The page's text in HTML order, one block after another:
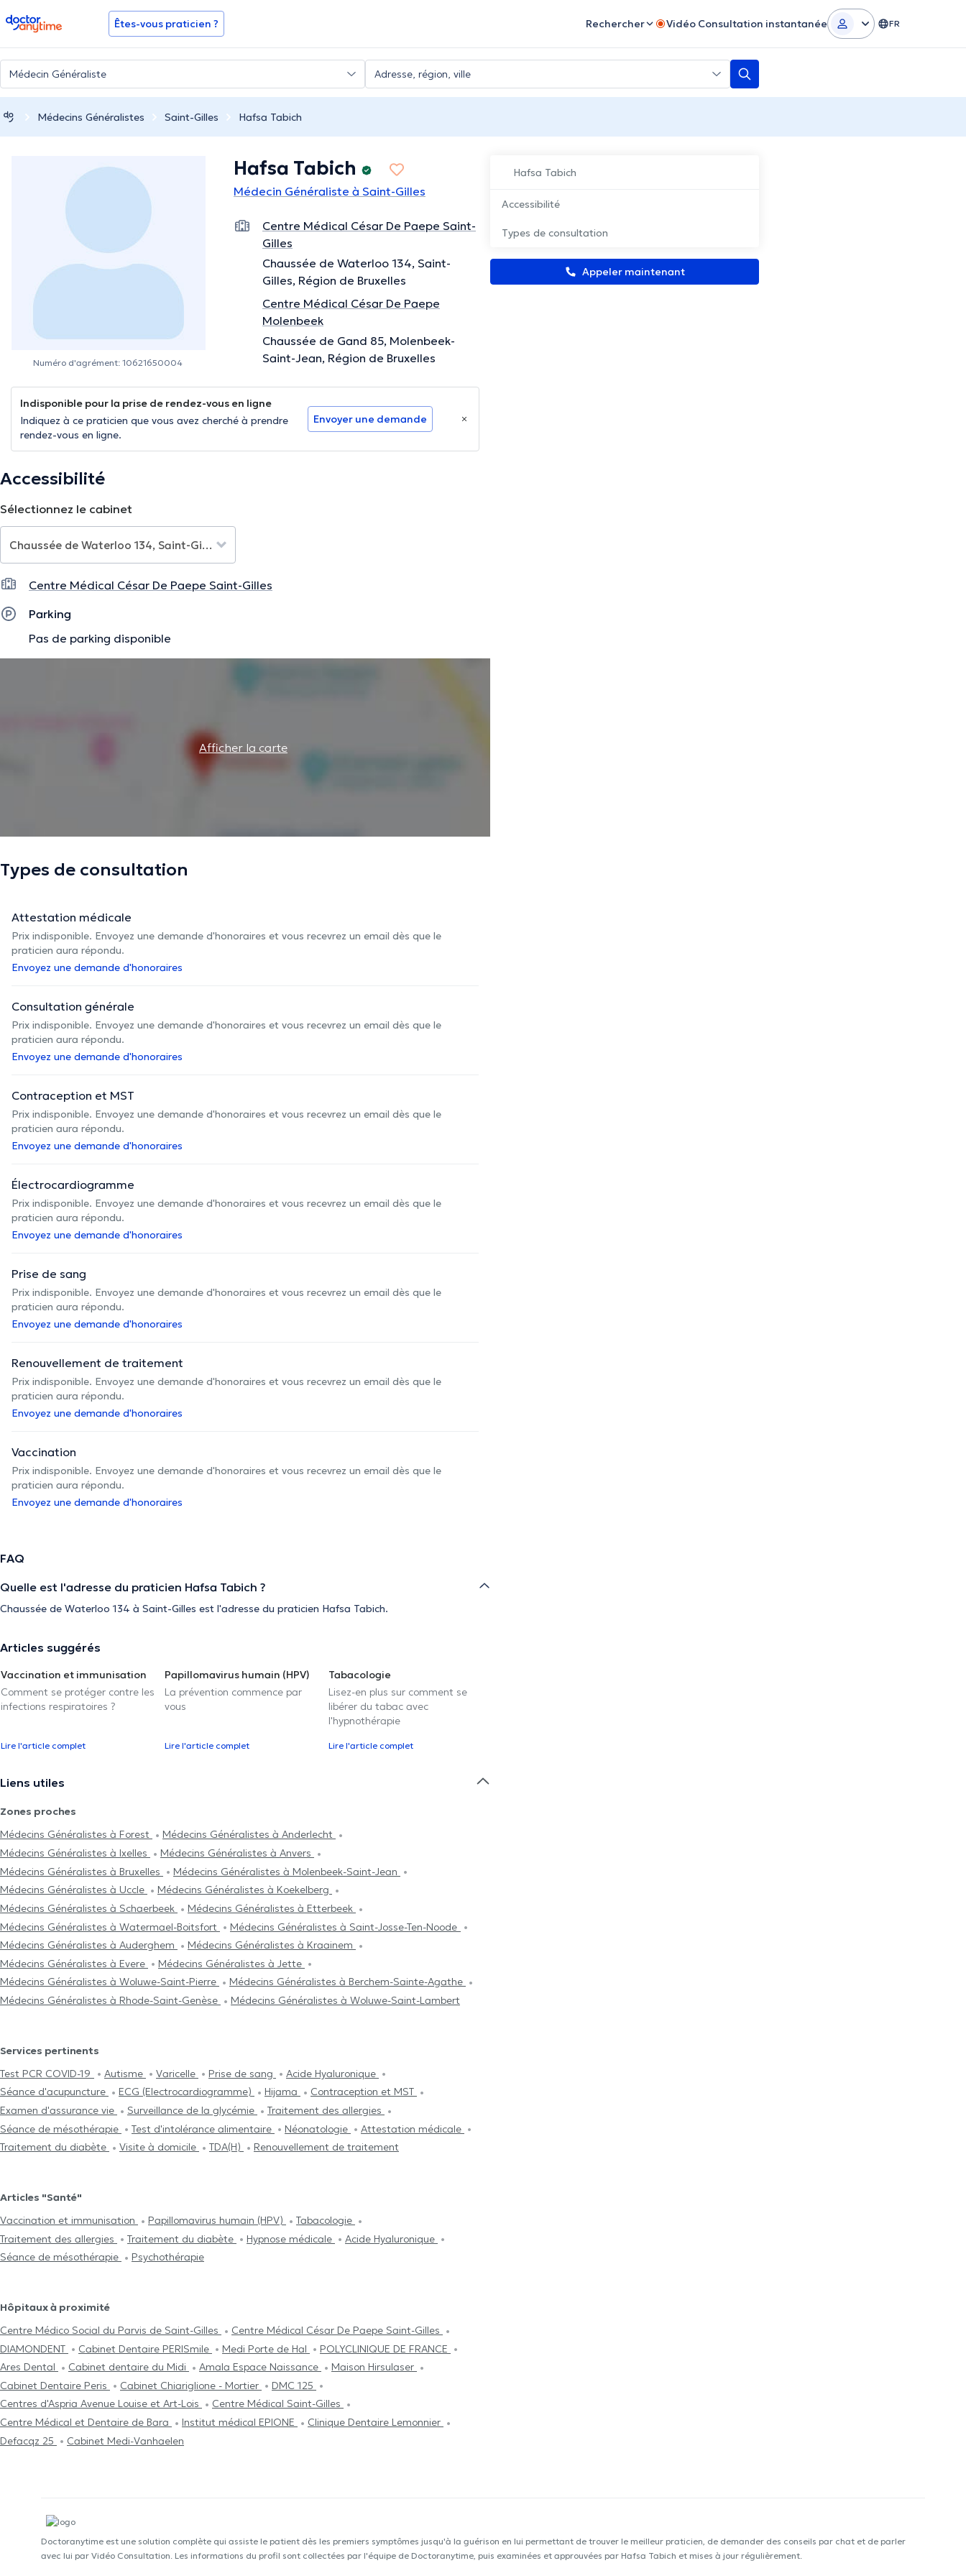
doctoranytime Êtes-vous praticien ? Rechercher Vidéo Consultation instantanée FR
Médecins Généralistes Saint-Gilles Hafsa Tabich
Hafsa Tabich
Accessibilité
Types de consultation
Appeler maintenant
Numéro d'agrément: 10621650004
Hafsa Tabich
Médecin Généraliste à Saint-Gilles
Centre Médical César De Paepe Saint-
Gilles
Chaussée de Waterloo 134, Saint-
Gilles, Région de Bruxelles
Centre Médical César De Paepe
Molenbeek
Chaussée de Gand 85, Molenbeek-
Saint-Jean, Région de Bruxelles
Indisponible pour la prise de rendez-vous en ligne
Indiquez à ce praticien que vous avez cherché à prendre
rendez-vous en ligne.
Envoyer une demande
Accessibilité
Sélectionnez le cabinet
Centre Médical César De Paepe Saint-Gilles
Parking
Pas de parking disponible
Afficher la carte
Types de consultation
Attestation médicale
Prix indisponible. Envoyez une demande d'honoraires et vous recevrez un email dès que le
praticien aura répondu.
Envoyez une demande d'honoraires
Consultation générale
Prix indisponible. Envoyez une demande d'honoraires et vous recevrez un email dès que le
praticien aura répondu.
Envoyez une demande d'honoraires
Contraception et MST
Prix indisponible. Envoyez une demande d'honoraires et vous recevrez un email dès que le
praticien aura répondu.
Envoyez une demande d'honoraires
Électrocardiogramme
Prix indisponible. Envoyez une demande d'honoraires et vous recevrez un email dès que le
praticien aura répondu.
Envoyez une demande d'honoraires
Prise de sang
Prix indisponible. Envoyez une demande d'honoraires et vous recevrez un email dès que le
praticien aura répondu.
Envoyez une demande d'honoraires
Renouvellement de traitement
Prix indisponible. Envoyez une demande d'honoraires et vous recevrez un email dès que le
praticien aura répondu.
Envoyez une demande d'honoraires
Vaccination
Prix indisponible. Envoyez une demande d'honoraires et vous recevrez un email dès que le
praticien aura répondu.
Envoyez une demande d'honoraires
FAQ
Quelle est l'adresse du praticien Hafsa Tabich ?
Chaussée de Waterloo 134 à Saint-Gilles est l'adresse du praticien Hafsa Tabich.
Articles suggérés
Vaccination et immunisation
Comment se protéger contre les
infections respiratoires ?
Lire l'article complet
Papillomavirus humain (HPV)
La prévention commence par
vous
Lire l'article complet
Tabacologie
Lisez-en plus sur comment se
libérer du tabac avec
l'hypnothérapie
Lire l'article complet
Liens utiles
Zones proches
Médecins Généralistes à Forest
Médecins Généralistes à Anderlecht
Médecins Généralistes à Ixelles
Médecins Généralistes à Anvers
Médecins Généralistes à Bruxelles
Médecins Généralistes à Molenbeek-Saint-Jean
Médecins Généralistes à Uccle
Médecins Généralistes à Koekelberg
Médecins Généralistes à Schaerbeek
Médecins Généralistes à Etterbeek
Médecins Généralistes à Watermael-Boitsfort
Médecins Généralistes à Saint-Josse-Ten-Noode
Médecins Généralistes à Auderghem
Médecins Généralistes à Kraainem
Médecins Généralistes à Evere
Médecins Généralistes à Jette
Médecins Généralistes à Woluwe-Saint-Pierre
Médecins Généralistes à Berchem-Sainte-Agathe
Médecins Généralistes à Rhode-Saint-Genèse
Médecins Généralistes à Woluwe-Saint-Lambert
Services pertinents
Test PCR COVID-19
Autisme Varicelle Prise de sang
Acide Hyaluronique
Séance d'acupuncture
ECG (Electrocardiogramme) Hijama
Contraception et MST
Examen d'assurance vie
Surveillance de la glycémie
Traitement des allergies
Séance de mésothérapie
Test d'intolérance alimentaire Néonatologie
Attestation médicale
Traitement du diabète
Visite à domicile TDA(H) Renouvellement de traitement
Articles "Santé"
Vaccination et immunisation
Papillomavirus humain (HPV)
Tabacologie
Traitement des allergies
Traitement du diabète Hypnose médicale
Acide Hyaluronique
Séance de mésothérapie
Psychothérapie
Hôpitaux à proximité
Centre Médico Social du Parvis de Saint-Gilles
Centre Médical César De Paepe Saint-Gilles
DIAMONDENT
Cabinet Dentaire PERISmile Medi Porte de Hal
POLYCLINIQUE DE FRANCE
Ares Dental
Cabinet dentaire du Midi Amala Espace Naissance
Maison Hirsulaser
Cabinet Dentaire Peris
Cabinet Chiariglione - Mortier
DMC 125
Centres d'Aspria Avenue Louise et Art-Lois
Centre Médical Saint-Gilles
Centre Médical et Dentaire de Bara
Institut médical EPIONE
Clinique Dentaire Lemonnier
Defacqz 25
Cabinet Medi-Vanhaelen
Doctoranytime est une solution complète qui assiste le patient dès les premiers symptômes jusqu'à la guérison en lui permettant de trouver le meilleur praticien, de demander des conseils par chat et de parler
avec lui par Vidéo Consultation. Les informations du profil sont collectées par l'équipe de Doctoranytime, puis examinées et approuvées par Hafsa Tabich et mises à jour régulièrement.